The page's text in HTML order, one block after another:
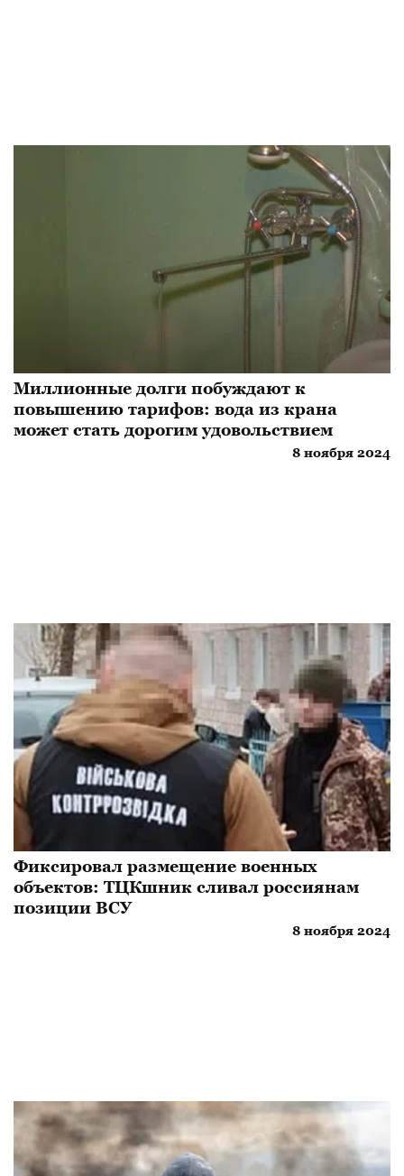
Миллионные долги побуждают к
повышению тарифов: вода из крана
может стать дорогим удовольствием
8 ноября 2024
Фиксировал размещение военных
объектов: ТЦКшник сливал россиянам
позиции ВСУ
8 ноября 2024